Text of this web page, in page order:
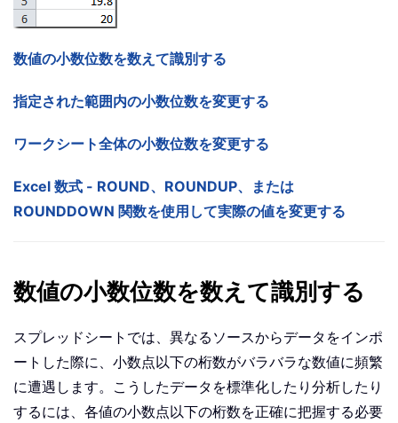
数値の小数位数を数えて識別する
指定された範囲内の小数位数を変更する
ワークシート全体の小数位数を変更する
Excel 数式 - ROUND、ROUNDUP、または
ROUNDDOWN 関数を使用して実際の値を変更する
数値の小数位数を数えて識別する
スプレッドシートでは、異なるソースからデータをインポ
ートした際に、小数点以下の桁数がバラバラな数値に頻繁
に遭遇します。こうしたデータを標準化したり分析したり
するには、各値の小数点以下の桁数を正確に把握する必要